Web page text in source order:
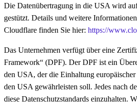
Die Datenübertragung in die USA wird
gestützt. Details und weitere
Cloudflare finden Sie hier: https://
Das Unternehmen verfügt über eine
Framework“ (DPF). Der DPF ist ein
den USA, der die Einhaltung
den USA gewährleisten soll. Jedes nach
diese Datenschutzstandards einzuhalten.